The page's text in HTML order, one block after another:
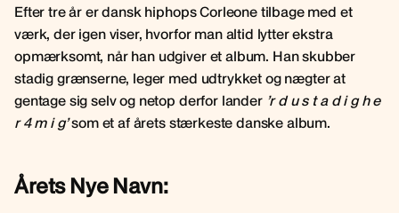
Efter tre år er dansk hiphops Corleone tilbage med et
værk, der igen viser, hvorfor man altid lytter ekstra
opmærksomt, når han udgiver et album. Han skubber
stadig grænserne, leger med udtrykket og nægter at
gentage sig selv og netop derfor lander ’r d u s t a d i g h e
r 4 m i g’som et af årets stærkeste danske album.
Årets Nye Navn: